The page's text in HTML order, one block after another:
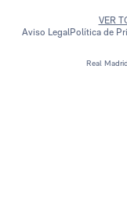
Real
VER
Aviso LegalPolítica de